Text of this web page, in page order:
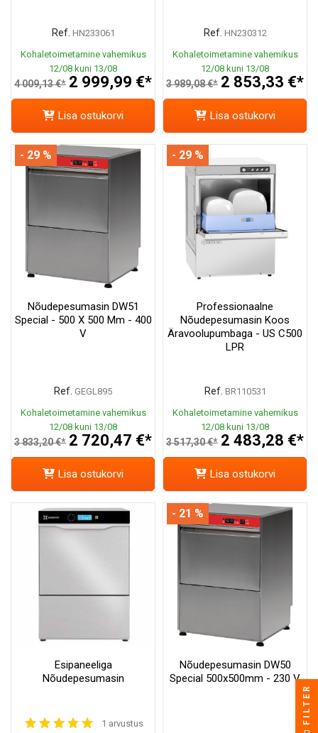
Ref. HN233061
Kohaletoimetamine vahemikus
12/08 kuni 13/08
4 009,13 €* 2 999,99 €*
Lisa ostukorvi
Ref. HN230312
Kohaletoimetamine vahemikus
12/08 kuni 13/08
3 989,08 €* 2 853,33 €*
Lisa ostukorvi
Nõudepesumasin DW51
Special - 500 X 500 Mm - 400
V
Ref. GEGL895
Kohaletoimetamine vahemikus
12/08 kuni 13/08
3 833,20 €* 2 720,47 €*
- 29 %
Lisa ostukorvi
Professionaalne
Nõudepesumasin Koos
Äravoolupumbaga - US C500
LPR
Ref. BR110531
Kohaletoimetamine vahemikus
12/08 kuni 13/08
3 517,30 €* 2 483,28 €*
- 29 %
Lisa ostukorvi
Esipaneeliga
Nõudepesumasin
1 arvustus
Nõudepesumasin DW50
Special 500x500mm - 230 V
- 21 %
FILTER